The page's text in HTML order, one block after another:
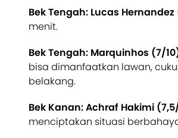
Bek Tengah: Lucas Hernandez
menit.
Bek Tengah: Marquinhos (7/
bisa dimanfaatkan lawan,
belakang.
Bek Kanan: Achraf Hakimi
menciptakan situasi